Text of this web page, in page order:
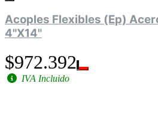
Acoples Flexibles (Ep)
4"X14"
$972.392
IVA Incluido